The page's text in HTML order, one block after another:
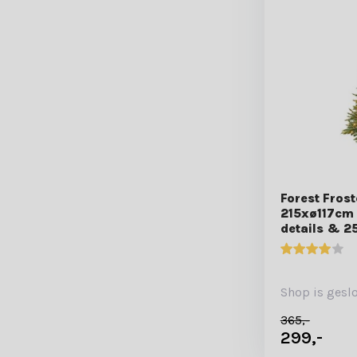
Forest
details &
Shop is
365,-
299,-